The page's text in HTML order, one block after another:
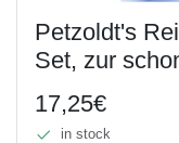
Petzoldt's
Set, zur
17,25€
in stock